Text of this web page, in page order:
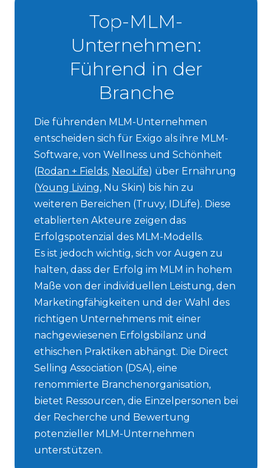
Top-MLM-
Unternehmen:
Führend in der
Branche
Die führenden MLM-Unternehmen
entscheiden sich für Exigo als ihre MLM-
Software, von Wellness und Schönheit
(Rodan + Fields, NeoLife) über Ernährung
(Young Living, Nu Skin) bis hin zu
weiteren Bereichen (Truvy, IDLife). Diese
etablierten Akteure zeigen das
Erfolgspotenzial des MLM-Modells.
Es ist jedoch wichtig, sich vor Augen zu
halten, dass der Erfolg im MLM in hohem
Maße von der individuellen Leistung, den
Marketingfähigkeiten und der Wahl des
richtigen Unternehmens mit einer
nachgewiesenen Erfolgsbilanz und
ethischen Praktiken abhängt. Die Direct
Selling Association (DSA), eine
renommierte Branchenorganisation,
bietet Ressourcen, die Einzelpersonen bei
der Recherche und Bewertung
potenzieller MLM-Unternehmen
unterstützen.